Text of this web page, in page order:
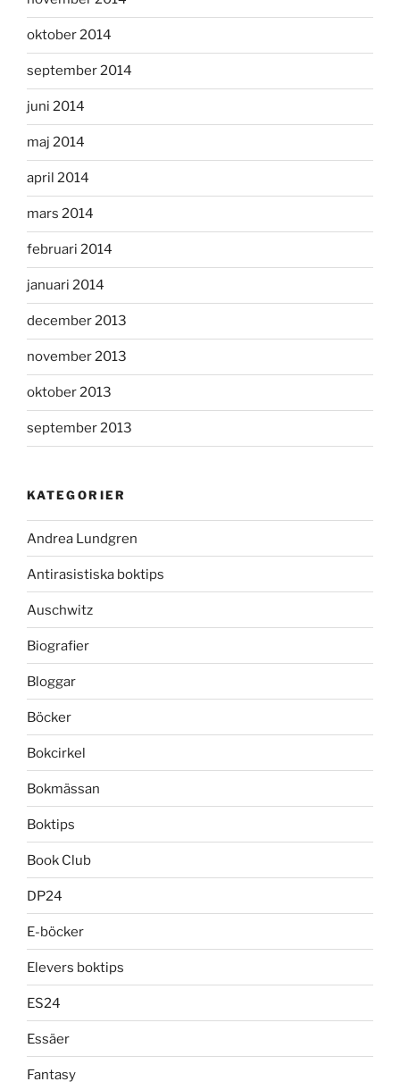
oktober 2014
september 2014
juni 2014
maj 2014
april 2014
mars 2014
februari 2014
januari 2014
december 2013
november 2013
oktober 2013
september 2013
KATEGORIER
Andrea Lundgren
Antirasistiska boktips
Auschwitz
Biografier
Bloggar
Böcker
Bokcirkel
Bokmässan
Boktips
Book Club
DP24
E-böcker
Elevers boktips
ES24
Essäer
Fantasy